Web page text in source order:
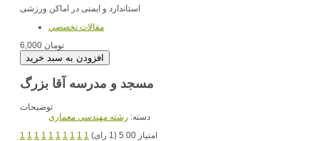
استاندارد و ایمنی در اماکن ورزشی
مقالات تخصصي
6,000 تومان
مسجد و مدرسه آقا بزرگ
توضیحات
دسته: رشته مهندسي معماري
1 1 1 1 1 1 1 1 1 1
امتیاز 5.00 (1 رای)